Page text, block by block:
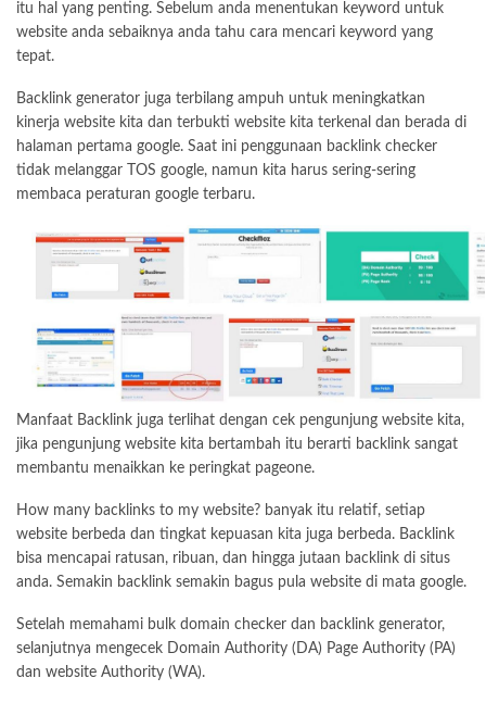
itu hal yang penting. Sebelum anda menentukan keyword untuk
website anda sebaiknya anda tahu cara mencari keyword yang
tepat.
Backlink generator juga terbilang ampuh untuk meningkatkan
kinerja website kita dan terbukti website kita terkenal dan berada di
halaman pertama google. Saat ini penggunaan backlink checker
tidak melanggar TOS google, namun kita harus sering-sering
membaca peraturan google terbaru.
Manfaat Backlink juga terlihat dengan cek pengunjung website kita,
jika pengunjung website kita bertambah itu berarti backlink sangat
membantu menaikkan ke peringkat pageone.
How many backlinks to my website? banyak itu relatif, setiap
website berbeda dan tingkat kepuasan kita juga berbeda. Backlink
bisa mencapai ratusan, ribuan, dan hingga jutaan backlink di situs
anda. Semakin backlink semakin bagus pula website di mata google.
Setelah memahami bulk domain checker dan backlink generator,
selanjutnya mengecek Domain Authority (DA) Page Authority (PA)
dan website Authority (WA).